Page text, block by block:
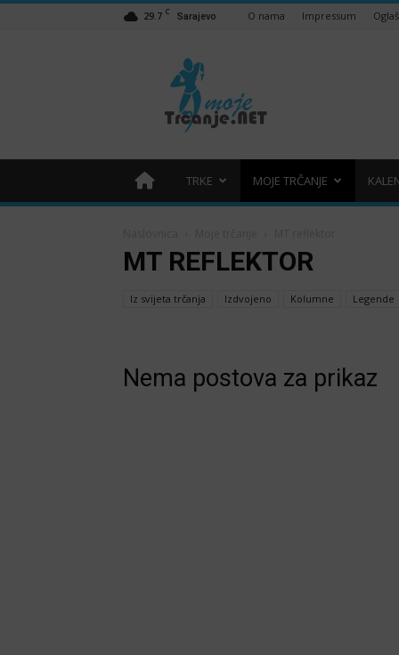
29.7 C Sarajevo O nama Impressum
Moje
trčanje
trcanje.net
TRKE MOJE TRČANJE
MT REFLEKTOR
Iz svijeta trčanja Izdvojeno Kolumne Legende
Nema postova za prikaz